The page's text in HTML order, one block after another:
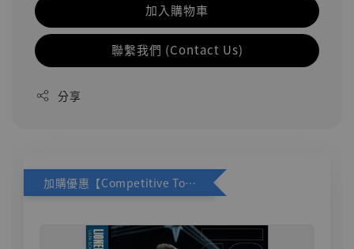
加入購物車
聯繫我們 (Contact Us)
分享
加購優惠【Competitive Toys 梅西 [CM001]】